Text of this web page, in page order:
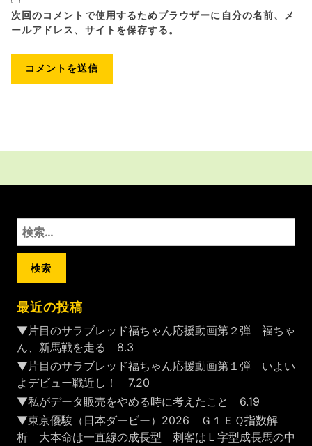
次回のコメントで使用するためブラウザーに自分の名前、メ
ールアドレス、サイトを保存する。
検
索:
最近の投稿
▼片目のサラブレッド福ちゃん応援動画第２弾 福ちゃ
ん、新馬戦を走る 8.3
▼片目のサラブレッド福ちゃん応援動画第１弾 いよい
よデビュー戦近し！ 7.20
▼私がデータ販売をやめる時に考えたこと 6.19
▼東京優駿（日本ダービー）2026 Ｇ１ＥＱ指数解
析 大本命は一直線の成長型 刺客はＬ字型成長馬の中